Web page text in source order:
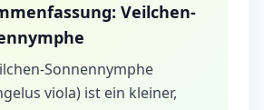
Veilchen-
Sonnennymphe
viola) ist ein kleiner,